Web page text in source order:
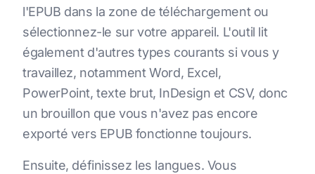
l'EPUB dans la zone de téléchargement ou
sélectionnez-le sur votre appareil. L'outil lit
également d'autres types courants si vous y
travaillez, notamment Word, Excel,
PowerPoint, texte brut, InDesign et CSV, donc
un brouillon que vous n'avez pas encore
exporté vers EPUB fonctionne toujours.
Ensuite, définissez les langues. Vous